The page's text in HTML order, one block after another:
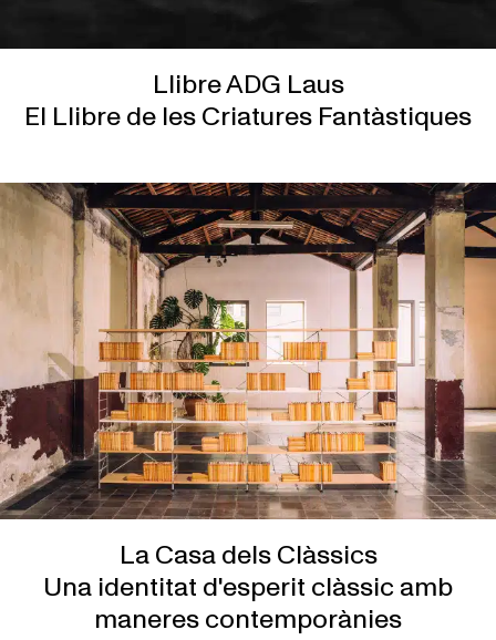
Llibre ADG Laus
El Llibre de les Criatures Fantàstiques
La Casa dels Clàssics
Una identitat d'esperit clàssic amb
maneres contemporànies